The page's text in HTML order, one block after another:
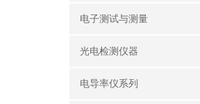
电子测试与测量
光电检测仪器
电导率仪系列